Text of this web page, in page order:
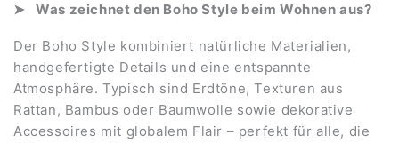
Was zeichnet den Boho Style beim Wohnen aus?
Der Boho Style kombiniert natürliche Materialien,
handgefertigte Details und eine entspannte
Atmosphäre. Typisch sind Erdtöne, Texturen aus
Rattan, Bambus oder Baumwolle sowie dekorative
Accessoires mit globalem Flair – perfekt für alle, die